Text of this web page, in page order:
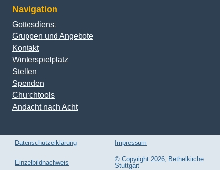
Navigation
Gottesdienst
Gruppen und Angebote
Kontakt
Winterspielplatz
Stellen
Spenden
Churchtools
Andacht nach Acht
Datenschutzerklärung Impressum
Einzelbildnachweis
© Copyright 2026, Bethelkirche
Stuttgart